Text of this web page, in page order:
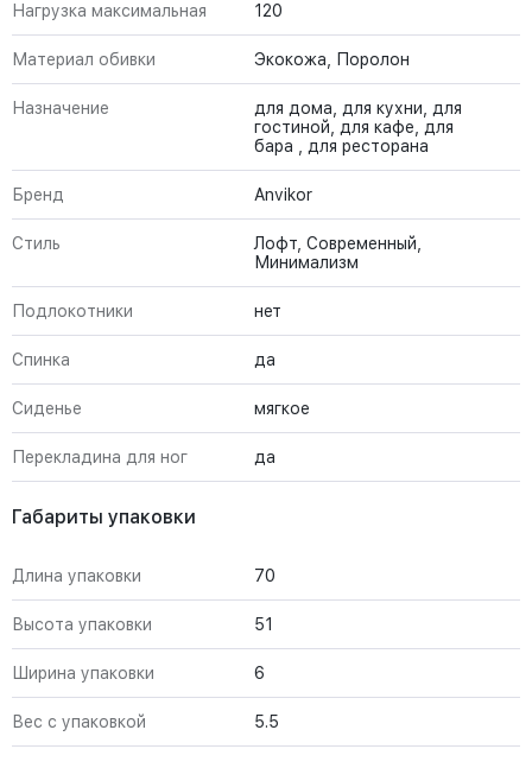
Нагрузка максимальная 120
Материал обивки Экокожа, Поролон
Назначение
для дома, для кухни, для
гостиной, для кафе, для
бара , для ресторана
Бренд Anvikor
Стиль
Лофт, Современный,
Минимализм
Подлокотники нет
Спинка да
Сиденье мягкое
Перекладина для ног да
Габариты упаковки
Длина упаковки 70
Высота упаковки 51
Ширина упаковки 6
Вес с упаковкой 5.5